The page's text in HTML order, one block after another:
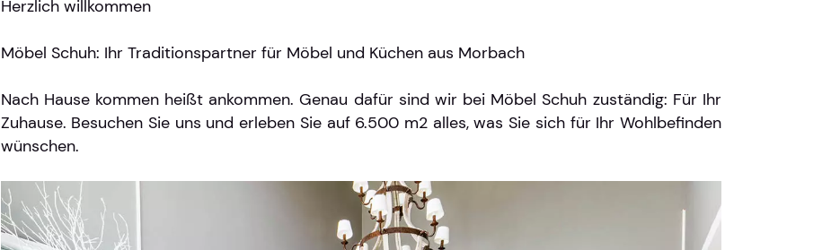
Herzlich willkommen
Möbel Schuh: Ihr Traditionspartner für Möbel und Küchen aus Morbach
Nach Hause kommen heißt ankommen. Genau dafür sind wir bei Möbel Schuh zuständig: Für Ihr
Zuhause. Besuchen Sie uns und erleben Sie auf 6.500 m2 alles, was Sie sich für Ihr Wohlbefinden
wünschen.